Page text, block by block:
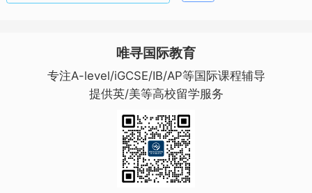
唯寻国际教育
专注A-level/iGCSE/IB/AP等国际课程辅导
提供英/美等高校留学服务